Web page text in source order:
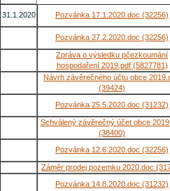
31.1.2020 Pozvánka 17.1.2020.doc (32256)
Pozvánka 27.2.2020.doc (32256)
Zpráva o výsledku pčezkoumání
hospodaření 2019.pdf (5827781)
Návrh závěrečného účtu obce
(39424)
Pozvánka 25.5.2020.doc (31232)
Schválený závěrečný účet obce
(38400)
Pozvánka 12.6.2020.doc (32256)
Záměr prodej pozemku 2020.doc
Pozvánka 14.8.2020.doc (31232)